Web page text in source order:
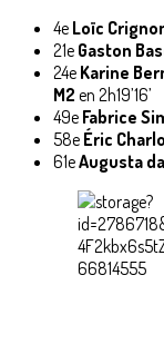
4e Loïc
21e Gaston
24e Karine
M2 en 2h19’16’
49e Fabrice
58e Éric
61eAugusta